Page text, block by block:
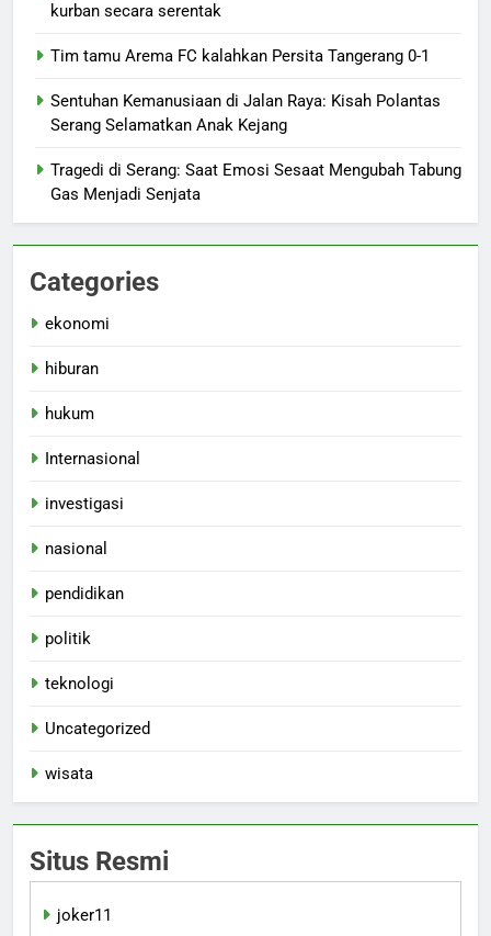
kurban secara serentak
Tim tamu Arema FC kalahkan Persita Tangerang 0-1
Sentuhan Kemanusiaan di Jalan Raya: Kisah Polantas
Serang Selamatkan Anak Kejang
Tragedi di Serang: Saat Emosi Sesaat Mengubah Tabung
Gas Menjadi Senjata
Categories
ekonomi
hiburan
hukum
Internasional
investigasi
nasional
pendidikan
politik
teknologi
Uncategorized
wisata
Situs Resmi
joker11